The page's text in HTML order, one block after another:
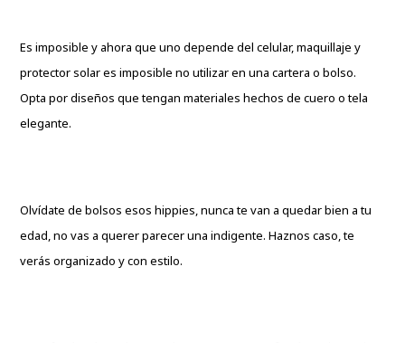
Es imposible y ahora que uno depende del celular, maquillaje y
protector solar es imposible no utilizar en una cartera o bolso.
Opta por diseños que tengan materiales hechos de cuero o tela
elegante.
Olvídate de bolsos esos hippies, nunca te van a quedar bien a tu
edad, no vas a querer parecer una indigente. Haznos caso, te
verás organizado y con estilo.